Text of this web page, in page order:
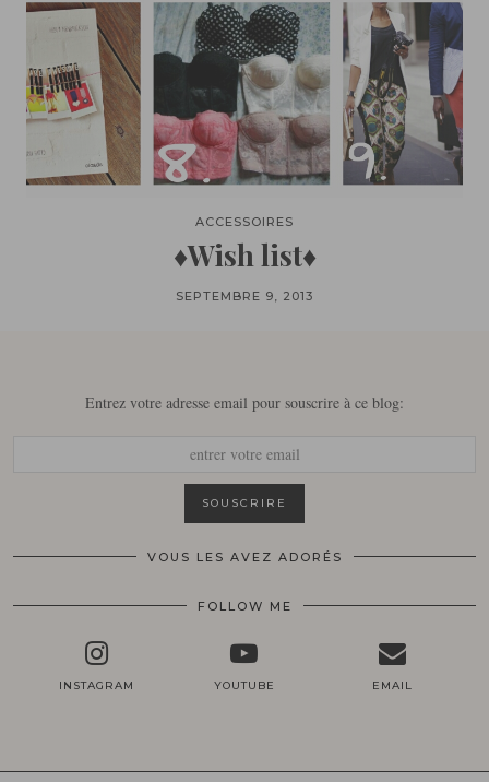
ACCESSOIRES
♦Wish list♦
SEPTEMBRE 9, 2013
Entrez votre adresse email pour souscrire à ce blog:
VOUS LES AVEZ ADORÉS
FOLLOW ME
INSTAGRAM YOUTUBE EMAIL